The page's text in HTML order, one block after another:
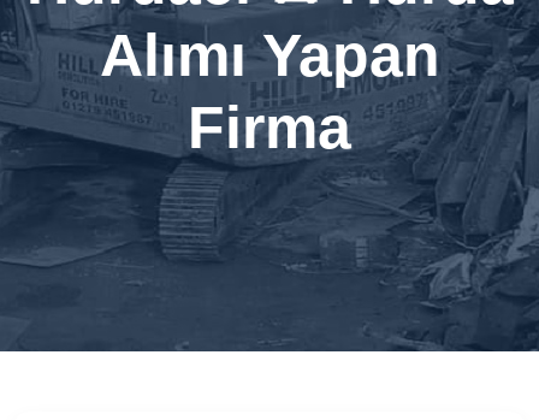
Alımı Yapan
Firma